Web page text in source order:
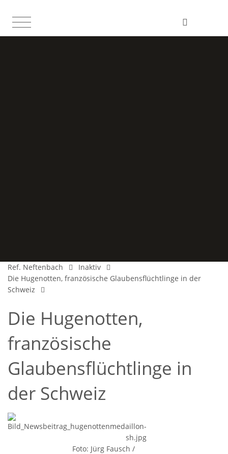
Ref. Neftenbach
Inaktiv
Die Hugenotten, französische Glaubensflüchtlinge in der
Schweiz
Die Hugenotten,
französische
Glaubensflüchtlinge in
der Schweiz
Foto: Jürg Fausch /